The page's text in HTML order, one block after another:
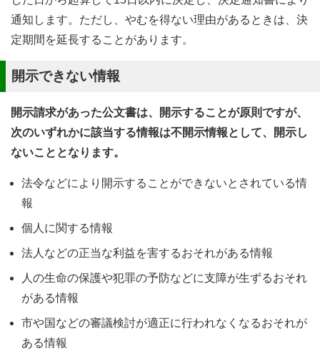
通知します。ただし、やむを得ない理由があるときは、決
定期間を延長することがあります。
開示できない情報
開示請求があった公文書は、開示することが原則ですが、
次のいずれかに該当する情報は不開示情報として、開示し
ないこととなります。
法令などにより開示することができないとされている情
報
個人に関する情報
法人などの正当な利益を害するおそれがある情報
人の生命の保護や犯罪の予防などに支障が生ずるおそれ
がある情報
市や国などの審議検討が適正に行われなくなるおそれが
ある情報